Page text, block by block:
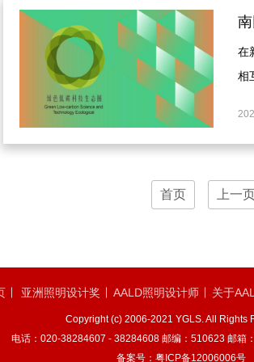
在
相
首页 上一
亚洲照明设计奖 AALD照明设计师 关于
Copyright (c) 2006-2021 YGLS. All Rights
电话：020-38284607 - 38284608 邮编：510623 邮箱
备案号： 粤ICP备12006006号